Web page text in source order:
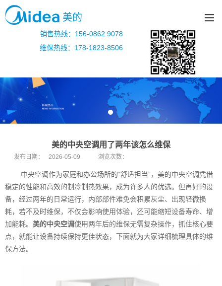
美的
销售热线：156-0862 9078
维保热线：178-1823-8506
美的中央空调用了两年该怎么维保
发布日期： 2026-05-09 浏览次数：
中央空调作为家庭和办公场所的“舒适担当”，美的中央空调凭借
稳定的性能和高效的制冷制热效果，成为许多人的优选。但再好的设
备，经过两年的日常运行，内部部件难免会积累灰尘、出现轻微损
耗，若不及时维保，不仅会影响使用体验，还可能缩短设备寿命、增
加能耗。 美的中央空调使用两年后的维保无需复杂操作，抓住核心要
点，就能让设备持续保持更佳状态，下面就为大家详细梳理具体的维
保方法。